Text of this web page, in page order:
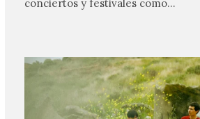
conciertos y festivales como…